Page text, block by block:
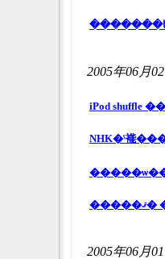
2005年06月
NHK�ˤ褦
2005年06月